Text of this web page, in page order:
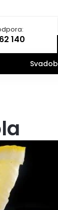
140